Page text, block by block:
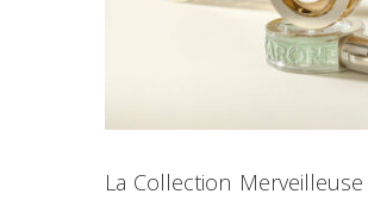
La Collection